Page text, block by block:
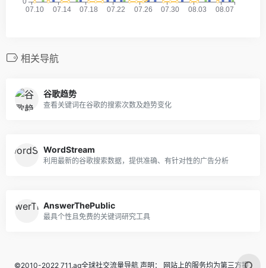
相关导航
谷歌趋势
查看关键词在谷歌的搜索次数及趋势变化
WordStream
利用最新的谷歌搜索数据，提供准确、有针对性的广告分析
AnswerThePublic
最具个性且免费的关键词研究工具
©2010-2022 711.ag全球社交流量导航 声明： 网站上的服务均为第三方提